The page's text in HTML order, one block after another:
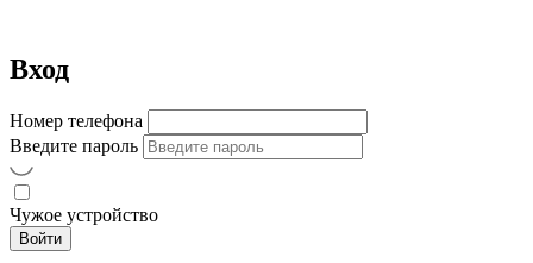
Вход
Номер телефона
Введите пароль
Чужое устройство
Войти